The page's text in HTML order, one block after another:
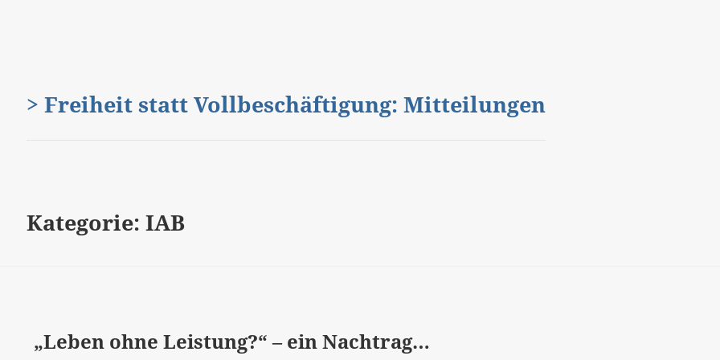
> Freiheit statt Vollbeschäftigung: Mitteilungen
Kategorie:IAB
„Leben ohne Leistung?“ – ein Nachtrag…